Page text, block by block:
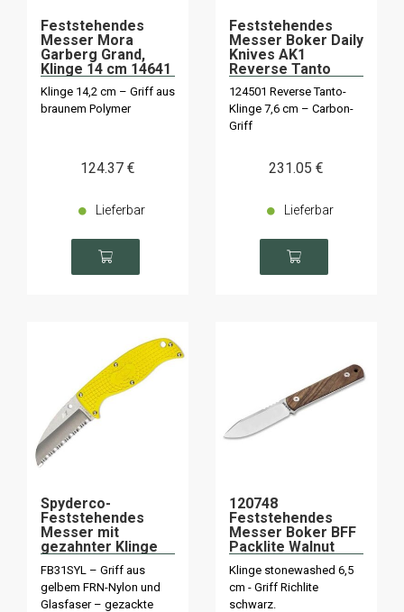
Feststehendes
Messer Mora
Garberg Grand,
Klinge 14 cm 14641
Klinge 14,2 cm – Griff aus
braunem Polymer
124.37 €
Lieferbar
Feststehendes
Messer Boker Daily
Knives AK1
Reverse Tanto
Carbon 124501
124501 Reverse Tanto-
Klinge 7,6 cm – Carbon-
Griff
231.05 €
Lieferbar
Spyderco-
Feststehendes
Messer mit
gezahnter Klinge
„ENUFF SALT”
Meeresumwelt
FB31SYL
FB31SYL – Griff aus
gelbem FRN-Nylon und
Glasfaser – gezackte
120748
Feststehendes
Messer Boker BFF
Packlite Walnut
Klinge stonewashed 6,5
cm - Griff Richlite
schwarz.